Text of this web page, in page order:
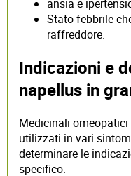
ansia e
Stato febbrile
raffreddore.
Indicazioni e
napellus in
Medicinali
utilizzati in vari
determinare le
specifico.